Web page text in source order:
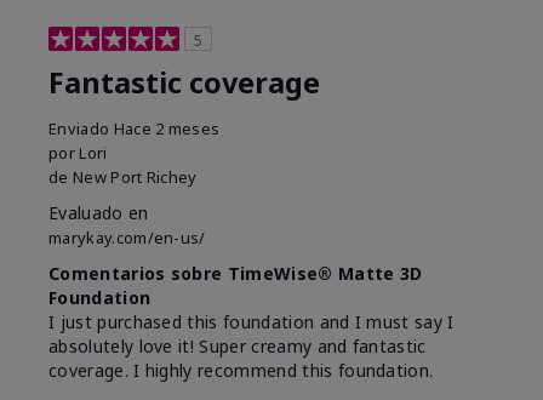
5
Fantastic coverage
Enviado Hace 2 meses
por Lori
de New Port Richey
Evaluado en
marykay.com/en-us/
Comentarios sobre TimeWise® Matte 3D
Foundation
I just purchased this foundation and I must say I
absolutely love it! Super creamy and fantastic
coverage. I highly recommend this foundation.